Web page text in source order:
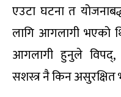
एउटा घटना त
लागि आगलागी भएको
आगलागी हुनुले विपद्,
सशस्त्र नै किन असुरक्षित